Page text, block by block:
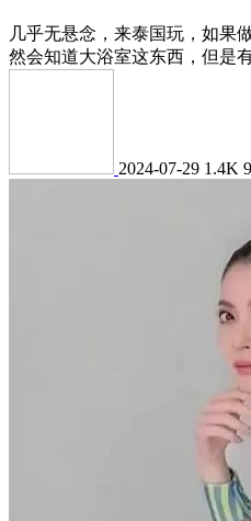
几乎无悬念，来泰国玩，如果
然会知道大浴室这东西，但是
2024-07-29 1.4K